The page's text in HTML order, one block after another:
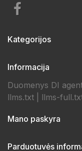
Kategorijos
Informacija
Duomenys DI
llms.txt
llms-
Mano paskyra
Parduotuvės